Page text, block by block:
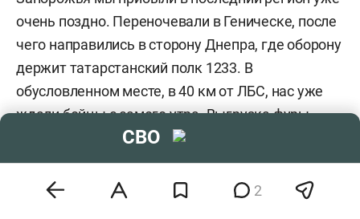
очень поздно. Переночевали в Геническе, после
чего направились в сторону Днепра, где оборону
держит татарстанский полк 1233. В
обусловленном месте, в 40 км от ЛБС, нас уже
ждали бойцы с самого утра. Выгрузка фуры
также заняла порядка двух часов, и Зарипов,
зная, сколько уроженцев Лаишевского района
сейчас держит оборону на передовой, решил
2
СВО